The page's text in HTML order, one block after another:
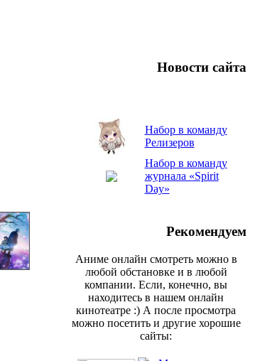
Новости сайта
Набор в команду
Релизеров
Набор в команду
журнала «Spirit
Day»
Рекомендуем
Аниме онлайн смотреть можно в
любой обстановке и в любой
компании. Если, конечно, вы
находитесь в нашем онлайн
кинотеатре :) А после просмотра
можно посетить и другие хорошие
сайты: